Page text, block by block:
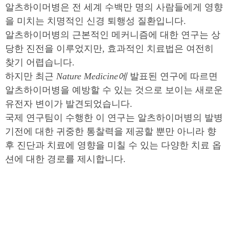
알츠하이머병은 전 세계 수백만 명의 사람들에게 영향
을 미치는 치명적인 신경 퇴행성 질환입니다.
알츠하이머병의 근본적인 메커니즘에 대한 연구는 상
당한 진전을 이루었지만, 효과적인 치료법은 여전히
찾기 어렵습니다.
하지만 최근 Nature Medicine에발표된 연구에 따르면
알츠하이머병을 예방할 수 있는 것으로 보이는 새로운
유전자 변이가 발견되었습니다.
국제 연구팀이 수행한 이 연구는 알츠하이머병의 발병
기전에 대한 귀중한 통찰력을 제공할 뿐만 아니라 향
후 진단과 치료에 영향을 미칠 수 있는 다양한 치료 옵
션에 대한 경로를 제시합니다.